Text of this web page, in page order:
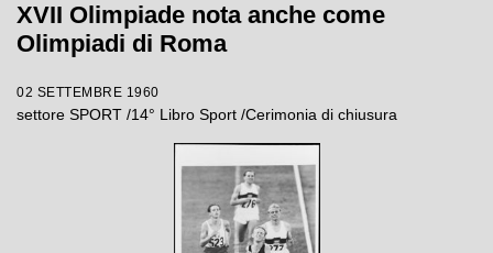
XVII Olimpiade nota anche come
Olimpiadi di Roma
02 SETTEMBRE 1960
settore SPORT /14° Libro Sport /Cerimonia di chiusura